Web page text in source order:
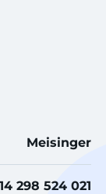
Meisinger
298 524 021